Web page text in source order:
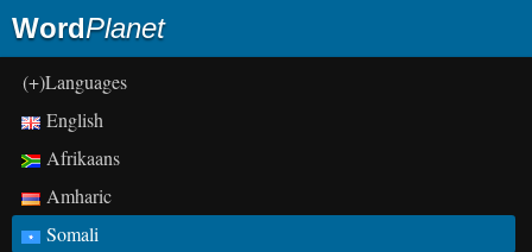
WordPlanet
(+)Languages
English
Afrikaans
Amharic
Somali